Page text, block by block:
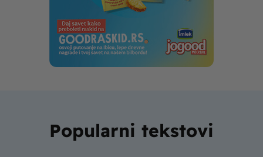
Popularni tekstovi